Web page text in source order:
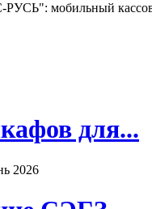
РУСЬ": мобильный
для...
2026